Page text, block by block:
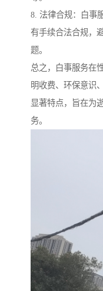
8. 法律合规：白事
有手续合法合规，
题。
总之，白事服务在
明收费、环保意识
显著特点，旨在为
务。